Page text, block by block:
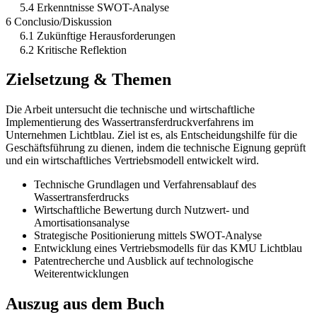
5.4 Erkenntnisse SWOT-Analyse
6 Conclusio/Diskussion
6.1 Zukünftige Herausforderungen
6.2 Kritische Reflektion
Zielsetzung & Themen
Die Arbeit untersucht die technische und wirtschaftliche
Implementierung des Wassertransferdruckverfahrens im
Unternehmen Lichtblau. Ziel ist es, als Entscheidungshilfe für die
Geschäftsführung zu dienen, indem die technische Eignung geprüft
und ein wirtschaftliches Vertriebsmodell entwickelt wird.
Technische Grundlagen und Verfahrensablauf des
Wassertransferdrucks
Wirtschaftliche Bewertung durch Nutzwert- und
Amortisationsanalyse
Strategische Positionierung mittels SWOT-Analyse
Entwicklung eines Vertriebsmodells für das KMU Lichtblau
Patentrecherche und Ausblick auf technologische
Weiterentwicklungen
Auszug aus dem Buch